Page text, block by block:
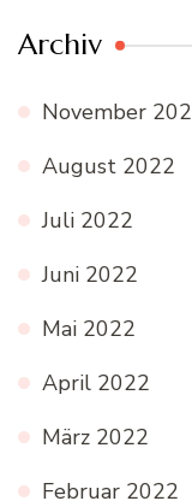
Archiv
November
August 2022
Juli 2022
Juni 2022
Mai 2022
April 2022
März 2022
Februar 2022